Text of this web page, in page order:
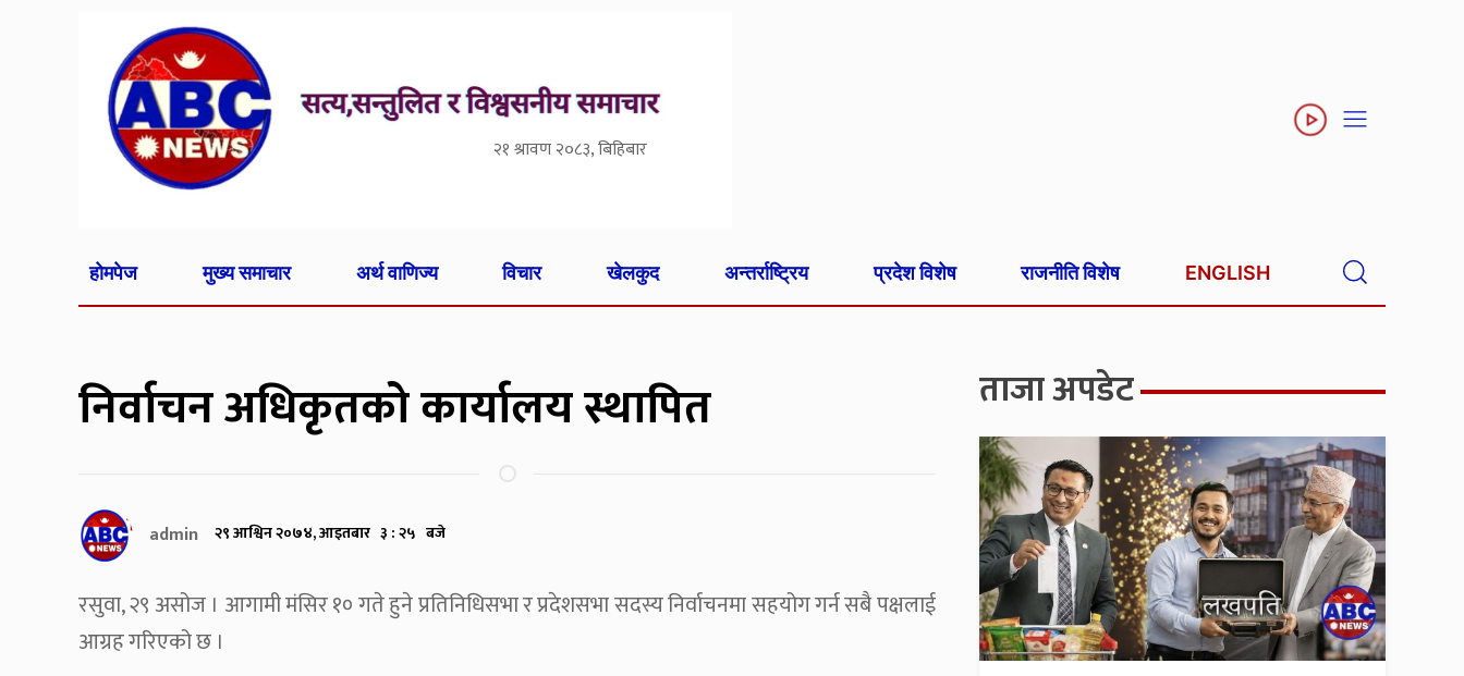
२१ श्रावण २०८३, बिहिबार
होमपेज मुख्य समाचार अर्थ वाणिज्य विचार खेलकुद अन्तर्राष्ट्रिय प्रदेश विशेष राजनीति विशेष ENGLISH
निर्वाचन अधिकृतको कार्यालय स्थापित
admin २९ आश्विन २०७४, आइतबार ३ : २५ बजे
रसुवा, २९ असोज । आगामी मंसिर १० गते हुने प्रतिनिधिसभा र प्रदेशसभा सदस्य निर्वाचनमा सहयोग गर्न सबै पक्षलाई
आग्रह गरिएको छ ।
ताजा अपडेट